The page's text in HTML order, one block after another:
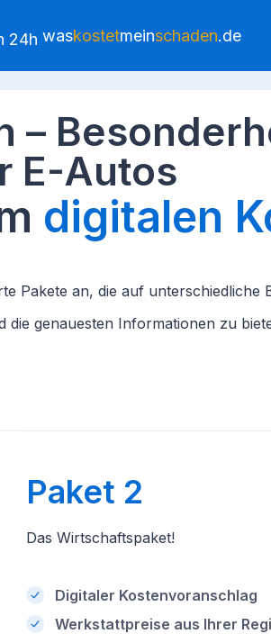
waskostetmeinschaden.de
–
E-Autos
digitalen
Pakete an, die auf
genauesten Informationen zu
Paket 2
Das Wirtschaftspaket!
Digitaler Kostenvoranschlag
Werkstattpreise aus Ihrer